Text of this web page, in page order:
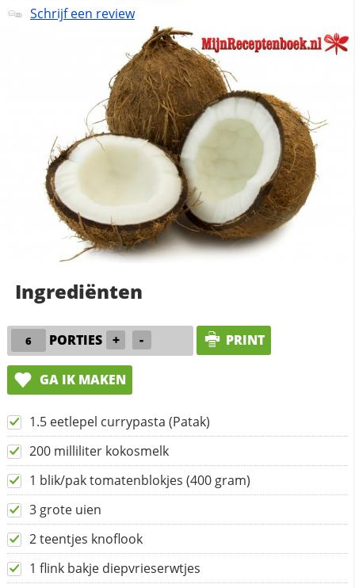
Schrijf een review
Ingrediënten
PORTIES + - PRINT
GA IK MAKEN
1.5 eetlepel currypasta (Patak)
200 milliliter kokosmelk
1 blik/pak tomatenblokjes (400 gram)
3 grote uien
2 teentjes knoflook
1 flink bakje diepvrieserwtjes